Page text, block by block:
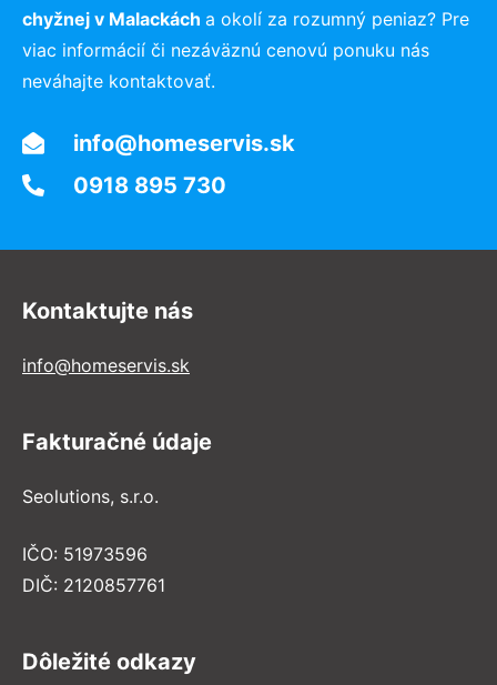
chyžnej v Malackách a okolí za rozumný peniaz? Pre
viac informácií či nezáväznú cenovú ponuku nás
neváhajte kontaktovať.
info@homeservis.sk
0918 895 730
Kontaktujte nás
info@homeservis.sk
Fakturačné údaje
Seolutions, s.r.o.
IČO: 51973596
DIČ: 2120857761
Dôležité odkazy